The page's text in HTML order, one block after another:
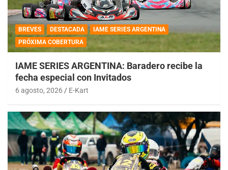
BREVES DESTACADA
IAME SERIES ARGENTINA
PRÓXIMA COBERTURA
IAME SERIES ARGENTINA: Baradero recibe la
fecha especial con Invitados
6 agosto, 2026 E-Kart